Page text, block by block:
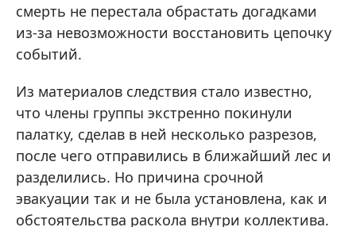
смерть не перестала обрастать догадками
из-за невозможности восстановить цепочку
событий.
Из материалов следствия стало известно,
что члены группы экстренно покинули
палатку, сделав в ней несколько разрезов,
после чего отправились в ближайший лес и
разделились. Но причина срочной
эвакуации так и не была установлена, как и
обстоятельства раскола внутри коллектива.